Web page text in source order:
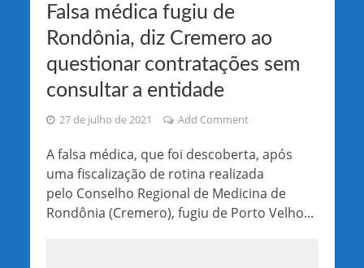
Falsa médica fugiu de
Rondônia, diz Cremero ao
questionar contratações sem
consultar a entidade
27 de julho de 2021 Add Comment
A falsa médica, que foi descoberta, após
uma fiscalização de rotina realizada
pelo Conselho Regional de Medicina de
Rondônia (Cremero), fugiu de Porto Velho...